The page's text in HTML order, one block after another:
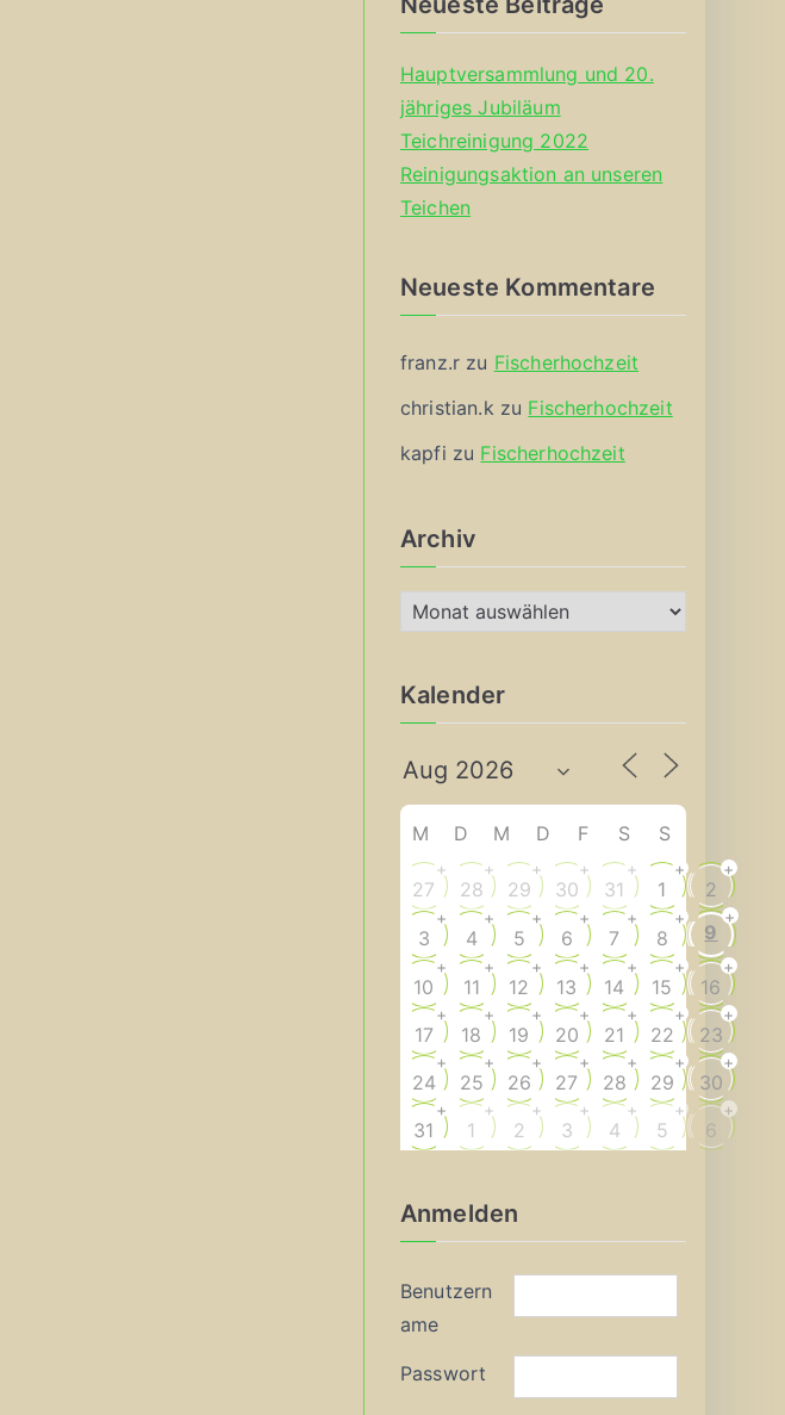
Hauptversammlung und 20.
jähriges Jubiläum
Teichreinigung 2022
Reinigungsaktion an unseren
Teichen
Neueste Kommentare
franz.r zu Fischerhochzeit
christian.k zu Fischerhochzeit
kapfi zu Fischerhochzeit
Archiv
r
h
v
Kalender
M D M D F S S
27
+
28
+
29
+
30
+
31
+
1
+
2
+
3
+
4
+
5
+
6
+
7
+
8
+
9
+
10
+
11
+
12
+
13
+
14
+
15
+
16
+
17
+
18
+
19
+
20
+
21
+
22
+
23
+
24
+
25
+
26
+
27
+
28
+
29
+
30
+
31
+
1
+
2
+
3
+
4
+
5
+
6
+
Anmelden
Benutzern
ame
Passwort